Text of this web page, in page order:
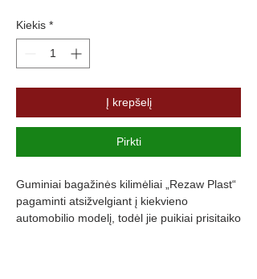
Kiekis *
Į krepšelį
Pirkti
Guminiai bagažinės kilimėliai „Rezaw Plast“
pagaminti atsižvelgiant į kiekvieno
automobilio modelį, todėl jie puikiai prisitaiko